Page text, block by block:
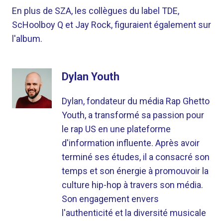
En plus de SZA, les collègues du label TDE,
ScHoolboy Q et Jay Rock, figuraient également sur
l'album.
Dylan Youth
Dylan, fondateur du média Rap Ghetto
Youth, a transformé sa passion pour
le rap US en une plateforme
d'information influente. Après avoir
terminé ses études, il a consacré son
temps et son énergie à promouvoir la
culture hip-hop à travers son média.
Son engagement envers
l'authenticité et la diversité musicale